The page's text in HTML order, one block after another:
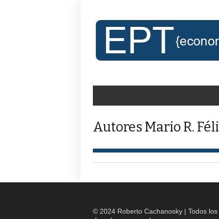
Autores Mario R.
© 2024 Roberto Cachanosky | Todos los